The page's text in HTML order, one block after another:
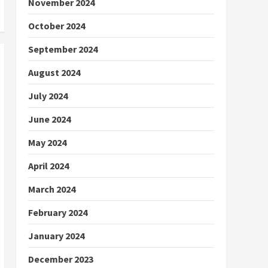
October 2024
September 2024
August 2024
July 2024
June 2024
May 2024
April 2024
March 2024
February 2024
January 2024
December 2023